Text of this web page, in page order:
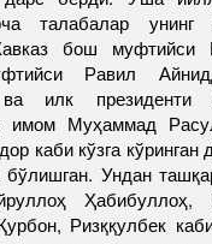
талабалар унинг
бош муфтийси
Равил
илк президенти
имом Муҳаммад
каби кўзга кўринган
бўлишган. Ундан
Ризққулбек